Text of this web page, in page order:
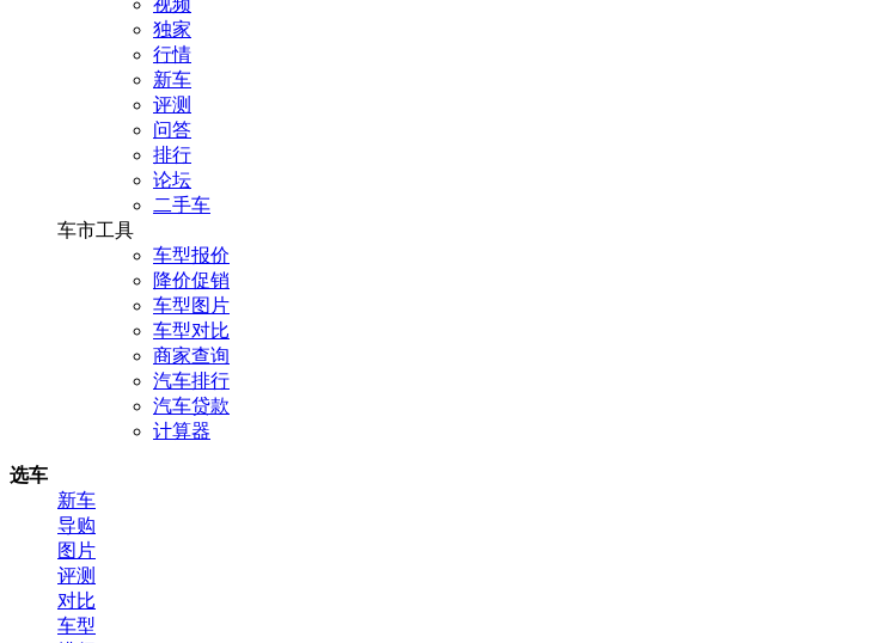
视频
独家
行情
新车
评测
问答
排行
论坛
二手车
车市工具
车型报价
降价促销
车型图片
车型对比
商家查询
汽车排行
汽车贷款
计算器
选车
新车
导购
图片
评测
对比
车型